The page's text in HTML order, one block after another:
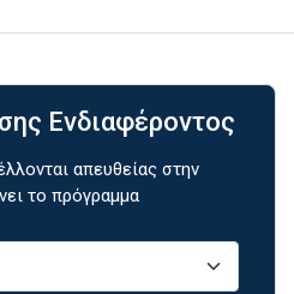
Ενδιαφέροντος
απευθείας στην
το πρόγραμμα